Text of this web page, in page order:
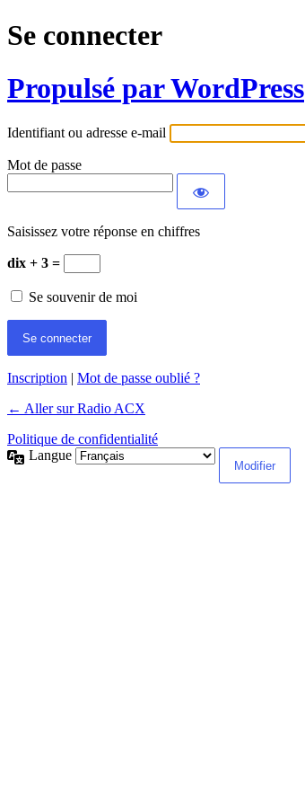
Se connecter
Propulsé par WordPress
Identifiant ou adresse e-mail
Mot de passe
Saisissez votre réponse en chiffres
dix + 3 =
Se souvenir de moi
Inscription | Mot de passe oublié ?
← Aller sur Radio ACX
Politique de confidentialité
Langue